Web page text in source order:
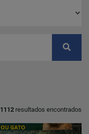
1112 resultados encontrados